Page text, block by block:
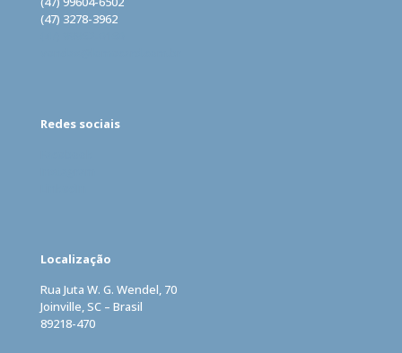
(47) 3278-3962
Redes sociais
Localização
Rua Juta W. G. Wendel, 70
Joinville, SC – Brasil
89218-470